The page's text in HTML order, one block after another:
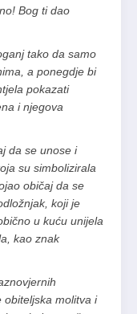
Bog ti dao
tako da samo
a ponegdje bi
pokazati
i njegova
da se unose i
su simbolizirala
običaj da se
koji je
u kuću unijela
kao znak
obiteljska molitva i